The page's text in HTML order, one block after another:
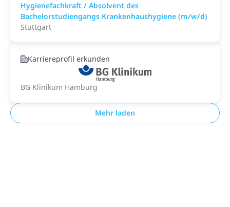
Hygienefachkraft / Absolvent des
Bachelorstudiengangs Krankenhaushygiene (m/w/d)
Stuttgart
Karriereprofil erkunden
BG Klinikum Hamburg
Mehr laden